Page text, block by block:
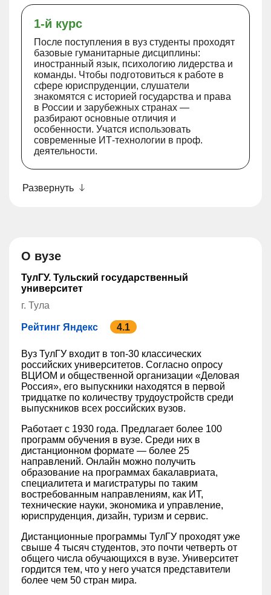
1-й курс
После поступления в вуз студенты проходят
базовые гуманитарные дисциплины:
иностранный язык, психологию лидерства и
команды. Чтобы подготовиться к работе в
сфере юриспруденции, слушатели
знакомятся с историей государства и права
в России и зарубежных странах —
разбирают основные отличия и
особенности. Учатся использовать
современные ИТ-технологии в проф.
деятельности.
Развернуть
О вузе
ТулГУ. Тульский государственный
университет
г. Тула
Рейтинг Яндекс 4.1
Вуз ТулГУ входит в топ-30 классических
российских университетов. Согласно опросу
ВЦИОМ и общественной организации «Деловая
Россия», его выпускники находятся в первой
тридцатке по количеству трудоустройств среди
выпускников всех российских вузов.
Работает с 1930 года. Предлагает более 100
программ обучения в вузе. Среди них в
дистанционном формате — более 25
направлений. Онлайн можно получить
образование на программах бакалавриата,
специалитета и магистратуры по таким
востребованным направлениям, как ИТ,
технические науки, экономика и управление,
юриспруденция, дизайн, туризм и сервис.
Дистанционные программы ТулГУ проходят уже
свыше 4 тысяч студентов, это почти четверть от
общего числа обучающихся в вузе. Университет
гордится тем, что у него учатся представители
более чем 50 стран мира.